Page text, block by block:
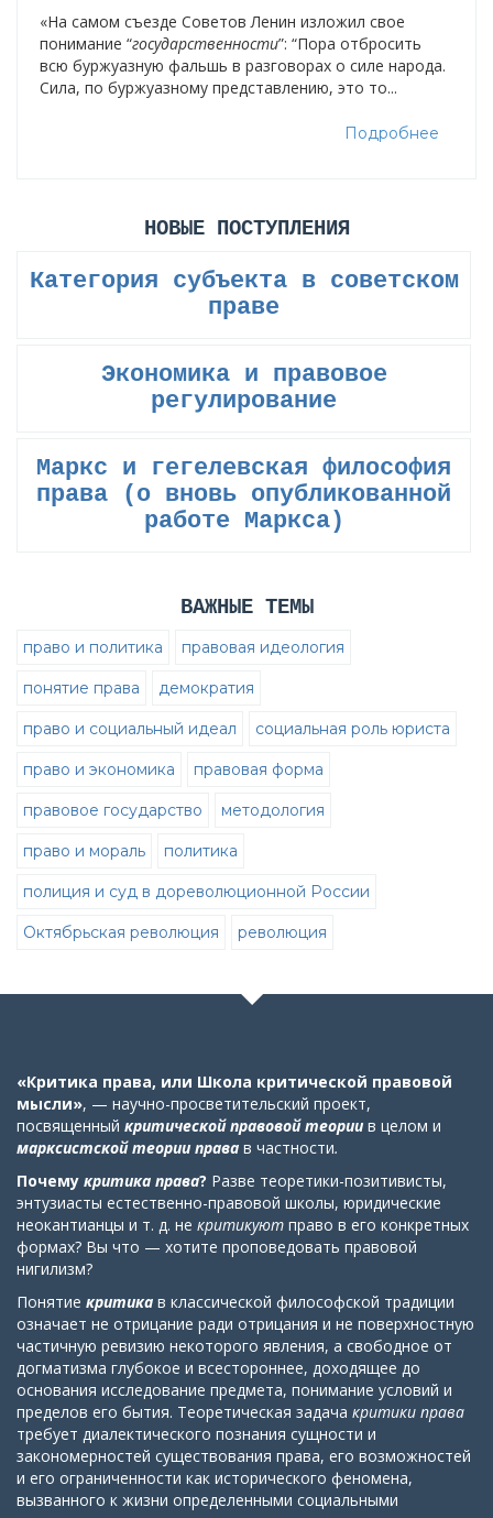
«На самом съезде Советов Ленин изложил свое
понимание “государственности”: “Пора отбросить
всю буржуазную фальшь в разговорах о силе народа.
Сила, по буржуазному представлению, это то...
Подробнее
НОВЫЕ ПОСТУПЛЕНИЯ
Категория субъекта в советском
праве
Экономика и правовое
регулирование
Маркс и гегелевская философия
права (о вновь опубликованной
работе Маркса)
ВАЖНЫЕ ТЕМЫ
право и политика правовая идеология
понятие права демократия
право и социальный идеал социальная роль юриста
право и экономика правовая форма
правовое государство методология
право и мораль политика
полиция и суд в дореволюционной России
Октябрьская революция революция
«Критика права, или Школа критической правовой
мысли», — научно-просветительский проект,
посвященный критической правовой теории в целом и
марксистской теории права в частности.
Почему критика права? Разве теоретики-позитивисты,
энтузиасты естественно-правовой школы, юридические
неокантианцы и т. д. не критикуют право в его конкретных
формах? Вы что — хотите проповедовать правовой
нигилизм?
Понятие критика в классической философской традиции
означает не отрицание ради отрицания и не поверхностную
частичную ревизию некоторого явления, а свободное от
догматизма глубокое и всестороннее, доходящее до
основания исследование предмета, понимание условий и
пределов его бытия. Теоретическая задача критики права
требует диалектического познания сущности и
закономерностей существования права, его возможностей
и его ограниченности как исторического феномена,
вызванного к жизни определенными социальными